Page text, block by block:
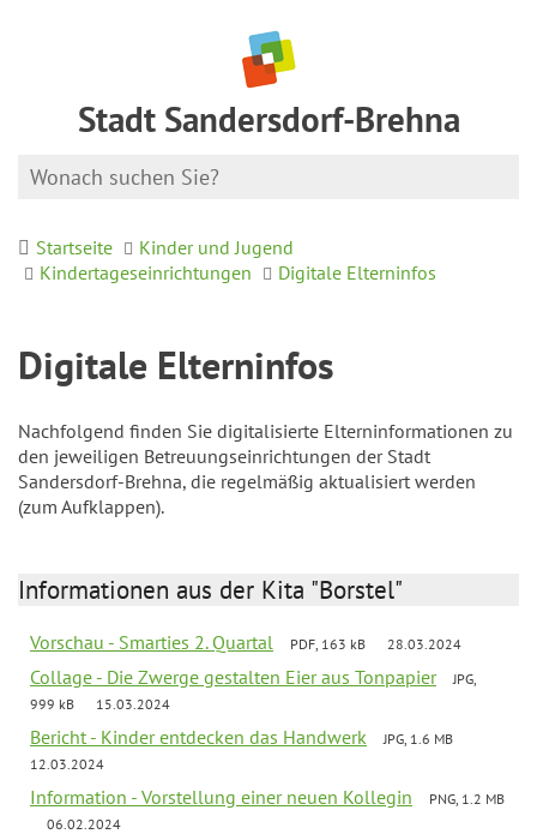
Stadt Sandersdorf-Brehna
Startseite
Kinder und Jugend
Kindertageseinrichtungen
Digitale Elterninfos
Digitale Elterninfos
Nachfolgend finden Sie digitalisierte Elterninformationen zu
den jeweiligen Betreuungseinrichtungen der Stadt
Sandersdorf-Brehna, die regelmäßig aktualisiert werden
(zum Aufklappen).
Informationen aus der Kita "Borstel"
Vorschau - Smarties 2. Quartal PDF, 163 kB 28.03.2024
Collage - Die Zwerge gestalten Eier aus Tonpapier
JPG,
999 kB
15.03.2024
Bericht - Kinder entdecken das Handwerk
JPG, 1.6 MB
12.03.2024
Information - Vorstellung einer neuen Kollegin
PNG, 1.2 MB
06.02.2024